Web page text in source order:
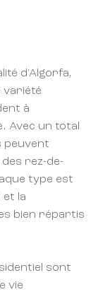
d'Algorfa,
variété
à
Avec un total
peuvent
rez-de-
type est
la
bien répartis
sont
vie